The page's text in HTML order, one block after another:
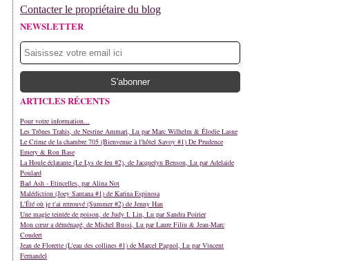
Contacter le propriétaire du blog
NEWSLETTER
ARTICLES RÉCENTS
Pour votre information...
Les Trônes Trahis, de Nesrine Ammari, Lu par Marc Wilhelm & Élodie Lasne
Le Crime de la chambre 705 (Bienvenue à l'hôtel Savoy #1) De Prudence
Emery & Ron Base
La Houle éclatante (Le Lys de feu #2), de Jacquelyn Benson, Lu par Adelaide
Poulard
Bad Ash - Etincelles, par Alina Not
Malédiction (Joey Santana #1) de Karina Espinosa
L'Été où je t'ai retrouvé (Summer #2) de Jenny Han
Une magie teintée de poison, de Judy I. Lin, Lu par Sandra Poirier
Mon cœur a déménagé, de Michel Bussi, Lu par Laure Filiu & Jean-Marc
Coudert
Jean de Florette (L'eau des collines #1) de Marcel Pagnol, Lu par Vincent
Fernandel